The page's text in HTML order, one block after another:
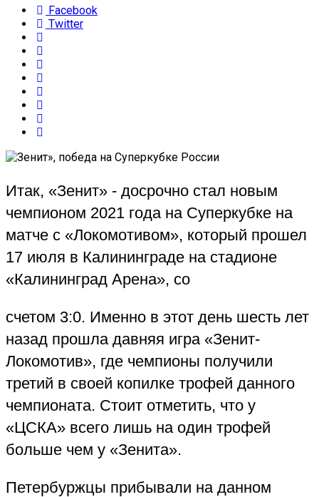
Facebook
Twitter
Итак, «Зенит» - досрочно стал новым
чемпионом 2021 года на Суперкубке на
матче с «Локомотивом», который прошел
17 июля в Калининграде на стадионе
«Калининград Арена», со
счетом 3:0. Именно в этот день шесть лет
назад прошла давняя игра «Зенит-
Локомотив», где чемпионы получили
третий в своей копилке трофей данного
чемпионата. Стоит отметить, что у
«ЦСКА» всего лишь на один трофей
больше чем у «Зенита».
Петербуржцы прибывали на данном